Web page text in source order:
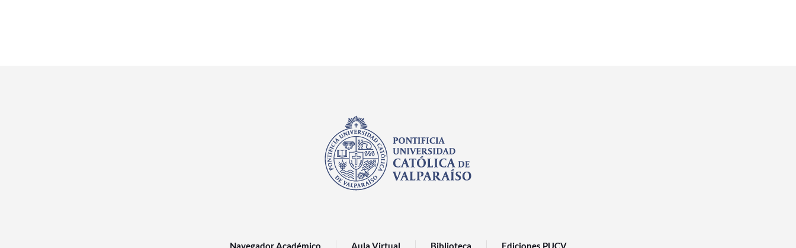
Navegador Académico Aula Virtual Biblioteca Ediciones PUCV